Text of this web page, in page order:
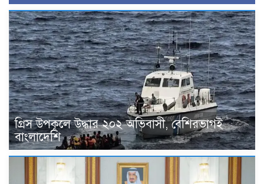
গ্রিস উপকূলে উদ্ধার ২০২ অভিবাসী, বেশিরভাগই
বাংলাদেশি